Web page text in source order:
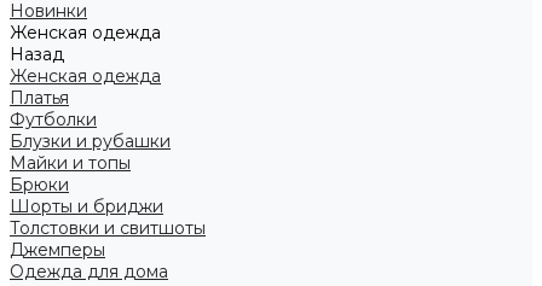
Новинки
Женская одежда
Назад
Женская одежда
Платья
Футболки
Блузки и рубашки
Майки и топы
Брюки
Шорты и бриджи
Толстовки и свитшоты
Джемперы
Одежда для дома